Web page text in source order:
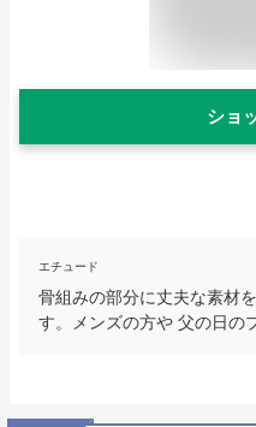
ショ
エチュード
骨組みの部分に丈夫な素材
す。メンズの方や 父の日の